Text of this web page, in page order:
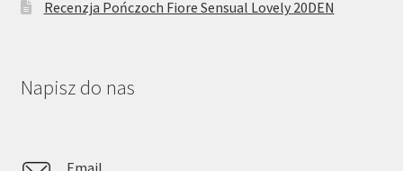
Recenzja Pończoch Fiore Sensual Lovely 20DEN
Napisz do nas
Email